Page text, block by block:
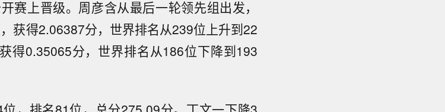
赛上晋级。周彦含从最后一轮领先组出发，
获得2.06387分，世界排名从239位上升到22
得0.35065分，世界排名从186位下降到193